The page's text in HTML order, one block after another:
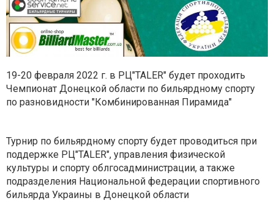
19-20 февраля 2022 г. в РЦ"TALER" будет проходить
Чемпионат Донецкой области по бильярдному спорту
по разновидности "Комбинированная Пирамида"
Турнир по бильярдному спорту будет проводиться при
поддержке РЦ"TALER", управления физической
культуры и спорту облгосадминистрации, а также
подразделения Национальной федерации спортивного
бильярда Украины в Донецкой области